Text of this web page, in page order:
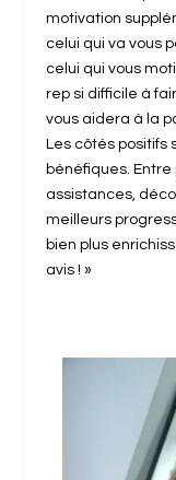
motivation
celui qui va vous
celui qui vous
rep si difficile à
vous aidera à la
Les côtés positifs
bénéfiques.
assistances,
meilleurs
bien plus
avis ! »